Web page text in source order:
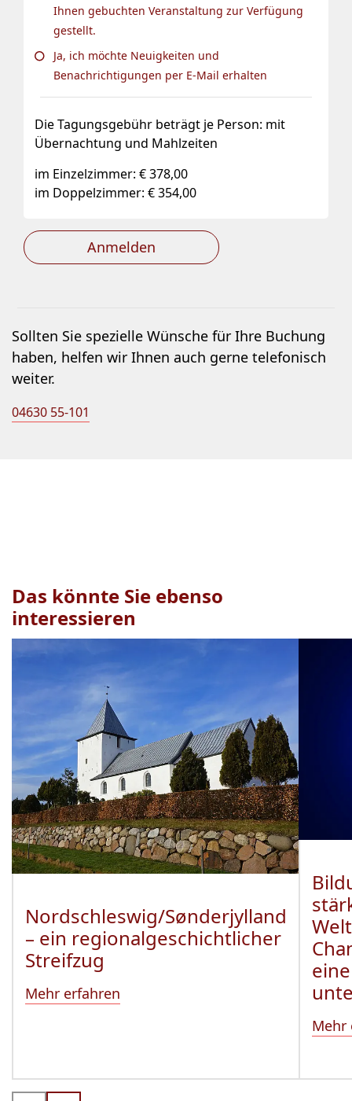
Ihnen gebuchten Veranstaltung zur Verfügung
gestellt.
Ja, ich möchte Neuigkeiten und
Benachrichtigungen per E-Mail erhalten
Die Tagungsgebühr beträgt je Person: mit
Übernachtung und Mahlzeiten
im Einzelzimmer: € 378,00
im Doppelzimmer: € 354,00
Anmelden
Sollten Sie spezielle Wünsche für Ihre Buchung
haben, helfen wir Ihnen auch gerne telefonisch
weiter.
04630 55-101
Das könnte Sie ebenso
interessieren
Veranstaltung1bis2von16sichtbar.
Nordschleswig/Sønderjylland
– ein regionalgeschichtlicher
Streifzug
Mehr erfahren
Mehr